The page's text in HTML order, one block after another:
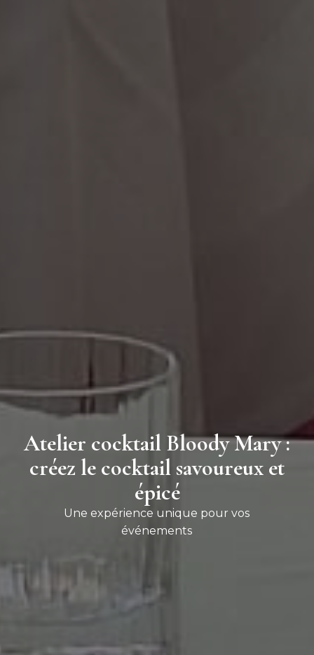
Atelier cocktail Bloody Mary :
créez le cocktail savoureux et
épicé
Une expérience unique pour vos
événements